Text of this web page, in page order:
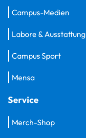
Campus-Medien
Labore & Ausstattung
Campus Sport
Mensa
Service
Merch-Shop